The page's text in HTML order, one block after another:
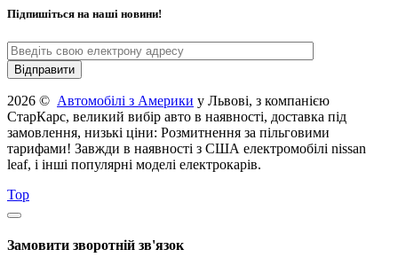
Підпишіться на наші новини!
2026 © Автомобілі з Америки у Львові, з компанією
СтарКарс, великий вибір авто в наявності, доставка під
замовлення, низькі ціни: Розмитнення за пільговими
тарифами! Завжди в наявності з США електромобілі nissan
leaf, і інші популярні моделі електрокарів.
Top
Замовити зворотній зв'язок